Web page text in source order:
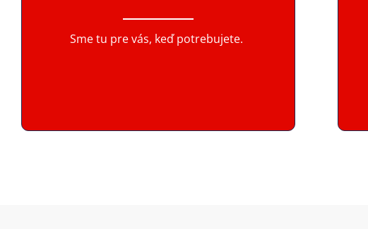
Sme tu pre vás, keď potrebujete.